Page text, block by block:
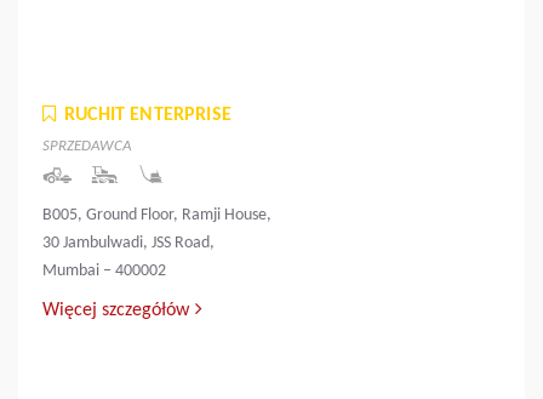
RUCHIT ENTERPRISE
SPRZEDAWCA
B005, Ground Floor, Ramji House,
30 Jambulwadi, JSS Road,
Mumbai – 400002
Więcej szczegółów